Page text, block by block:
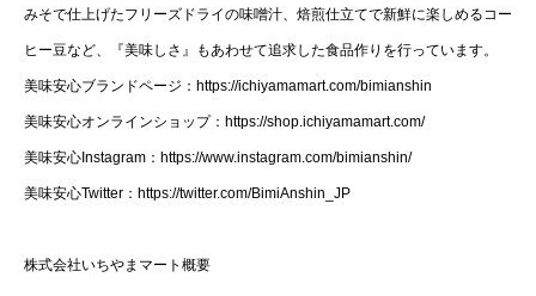
みそで仕上げたフリーズドライの味噌汁、焙煎仕立てで新鮮に楽しめるコー
ヒー豆など、『美味しさ』もあわせて追求した食品作りを行っています。
美味安心ブランドページ：https://ichiyamamart.com/bimianshin
美味安心オンラインショップ：https://shop.ichiyamamart.com/
美味安心Instagram：https://www.instagram.com/bimianshin/
美味安心Twitter：https://twitter.com/BimiAnshin_JP
株式会社いちやまマート概要